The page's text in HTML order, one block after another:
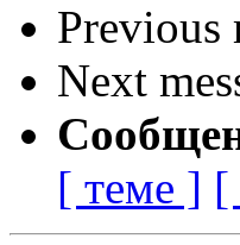
Previous
Next
[ теме ] [